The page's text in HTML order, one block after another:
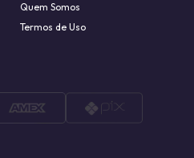
Quem Somos
Termos de Uso